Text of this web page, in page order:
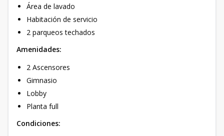
Área de lavado
Habitación de servicio
2 parqueos techados
Amenidades:
2 Ascensores
Gimnasio
Lobby
Planta full
Condiciones: